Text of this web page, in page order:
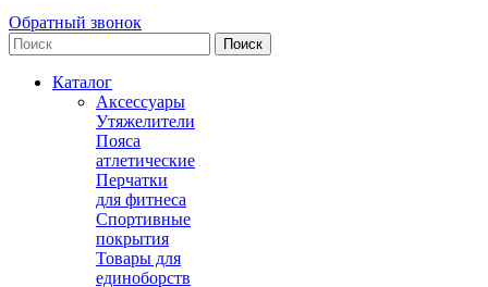
Обратный звонок
Поиск
Каталог
Аксессуары
Утяжелители
Пояса
атлетические
Перчатки
для фитнеса
Спортивные
покрытия
Товары для
единоборств